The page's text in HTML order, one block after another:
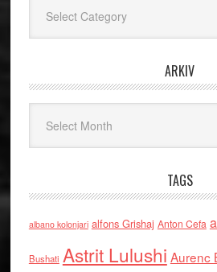
ARKIV
TAGS
albano kolonjari alfons Grishaj Anton Cefa
Bushati Astrit Lulushi Aurenc